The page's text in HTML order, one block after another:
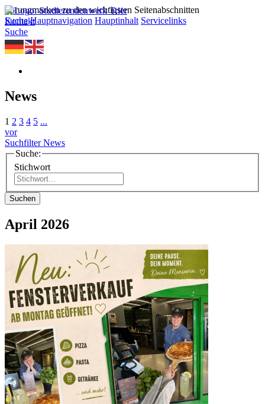
Sprungmarken zu den wichtigsten Seitenabschnitten
Suche Hauptnavigation Hauptinhalt Servicelinks
Kontakt
Suche
News
1 2 3 4 5 ...
vor
Suchfilter News
Suche:
Stichwort
Suchen
April 2026